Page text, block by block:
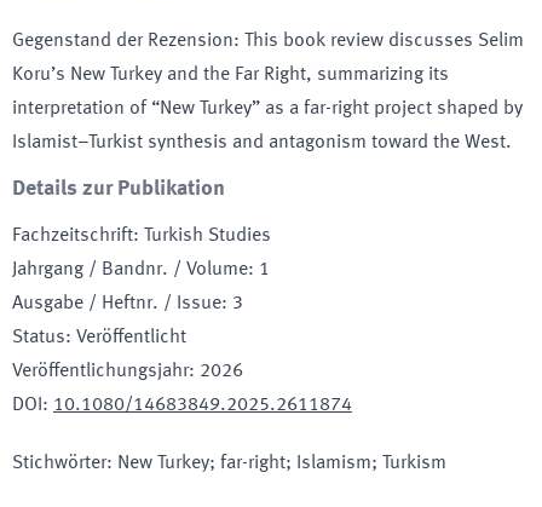
Gegenstand der Rezension:
This book review discusses Selim
Koru’s New Turkey and the Far Right, summarizing its
interpretation of “New Turkey” as a far-right project shaped by
Islamist–Turkist synthesis and antagonism toward the West.
Details zur Publikation
Fachzeitschrift:
Turkish Studies
Jahrgang / Bandnr. / Volume: 1
Ausgabe / Heftnr. / Issue: 3
Status: Veröffentlicht
Veröffentlichungsjahr: 2026
DOI : 10.1080/14683849.2025.2611874
Stichwörter: New Turkey; far-right; Islamism; Turkism